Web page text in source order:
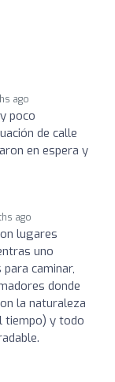
ago
poco
de calle
en espera y
ago
lugares
uno
caminar,
donde
la naturaleza
tiempo) y todo